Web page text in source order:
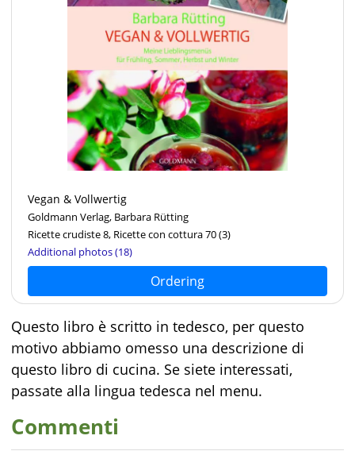
Vegan & Vollwertig
Goldmann Verlag, Barbara Rütting
Ricette crudiste 8, Ricette con cottura 70(3)
Additional photos (18)
Ordering
Questo libro è scritto in tedesco, per questo
motivo abbiamo omesso una descrizione di
questo libro di cucina. Se siete interessati,
passate alla lingua tedesca nel menu.
Commenti